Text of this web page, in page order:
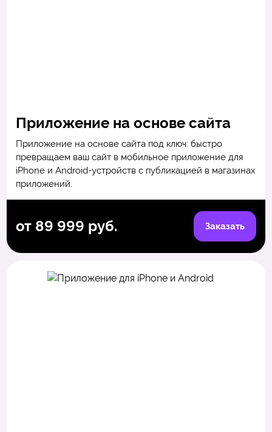
Приложение на основе сайта
Приложение на основе сайта под ключ: быстро
превращаем ваш сайт в мобильное приложение для
iPhone и Android-устройств с публикацией в магазинах
приложений.
от 89 999 руб. Заказать